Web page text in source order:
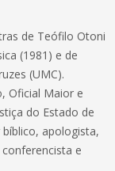
de Teófilo Otoni
(1981) e de
(UMC).
Oficial Maior e
do Estado de
apologista,
e